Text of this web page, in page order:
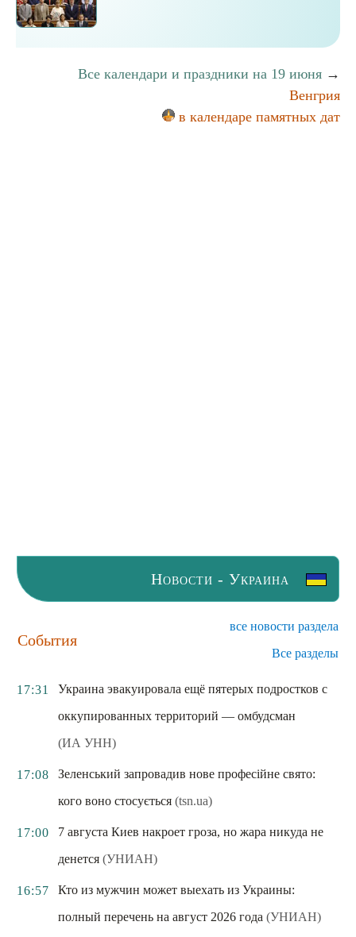
Все календари и праздники на 19 июня →
Венгрия
в календаре памятных дат
Новости - Украина
События
все новости раздела
Все разделы
17:31
Украина эвакуировала ещё пятерых подростков с
оккупированных территорий — омбудсман
(ИА УНН)
17:08
Зеленський запровадив нове професійне свято:
кого воно стосується (tsn.ua)
17:00
7 августа Киев накроет гроза, но жара никуда не
денется (УНИАН)
16:57
Кто из мужчин может выехать из Украины:
полный перечень на август 2026 года (УНИАН)